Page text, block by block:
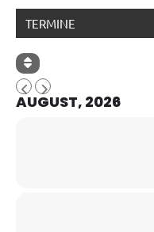
TERMINE
AUGUST, 2026